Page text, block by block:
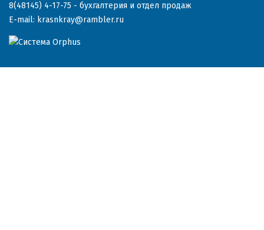
8(48145) 4-17-75 - бухгалтерия и отдел продаж
E-mail: krasnkray@rambler.ru